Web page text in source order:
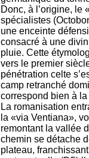
Donc, à l’origine, le
spécialistes
une enceinte
consacré à une
pluie. Cette
vers le premier
pénétration celte
camp retranché
correspond bien à
La romanisation
la «via Ventiana»,
remontant la vallée
chemin se détache
plateau,